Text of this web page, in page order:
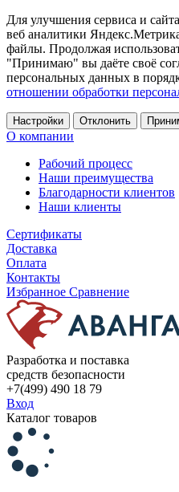
Для улучшения сервиса и
веб аналитики
файлы. Продолжая
"Принимаю" вы даёте своё
персональных данных в
отношении обработки
Настройки Отклонить
О компании
Рабочий процесс
Наши преимущества
Благодарности клиентов
Наши клиенты
Сертификаты
Доставка
Оплата
Контакты
Избранное Сравнение
Разработка и поставка
средств безопасности
+7(499) 490 18 79
Вход
Каталог товаров